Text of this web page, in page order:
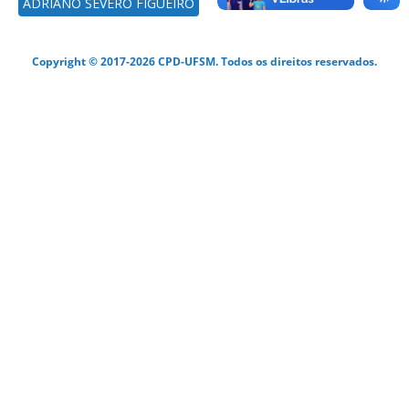
Copyright © 2017-2026 CPD-UFSM. Todos os direitos reservados.